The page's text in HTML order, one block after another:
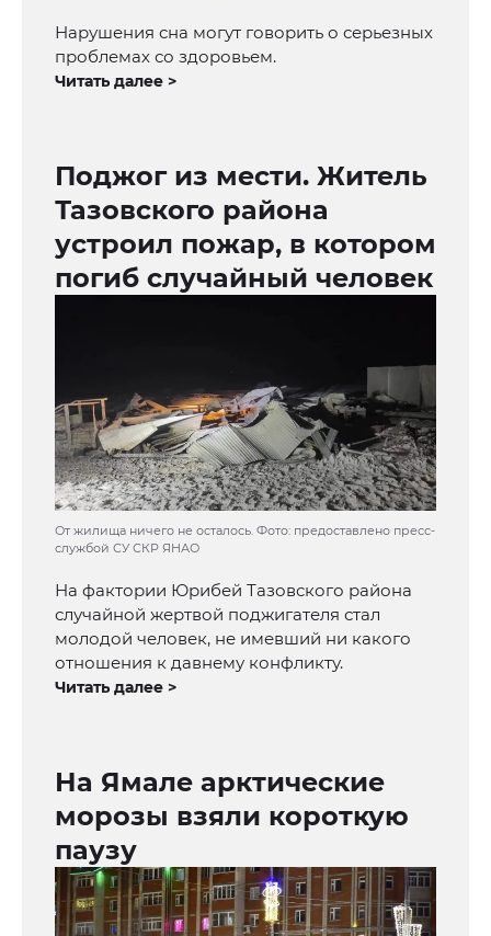
Нарушения сна могут говорить о серьезных
проблемах со здоровьем.
Читать далее >
Поджог из мести. Житель
Тазовского района
устроил пожар, в котором
погиб случайный человек
От жилища ничего не осталось. Фото: предоставлено пресс-
службой СУ СКР ЯНАО
На фактории Юрибей Тазовского района
случайной жертвой поджигателя стал
молодой человек, не имевший ни какого
отношения к давнему конфликту.
Читать далее >
На Ямале арктические
морозы взяли короткую
паузу